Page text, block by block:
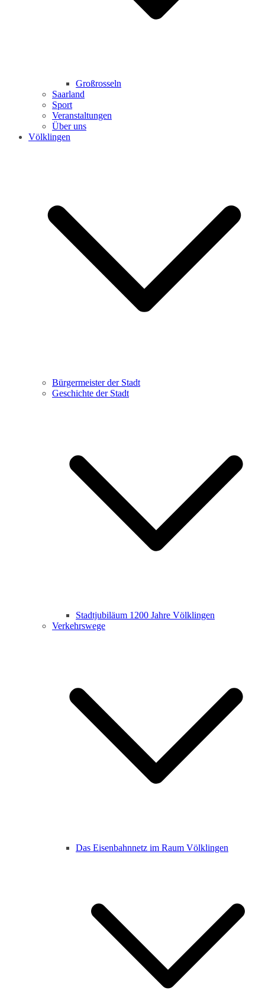
Großrosseln
Saarland
Sport
Veranstaltungen
Über uns
Völklingen
Bürgermeister der Stadt
Geschichte der Stadt
Stadtjubiläum 1200 Jahre Völklingen
Verkehrswege
Das Eisenbahnnetz im Raum Völklingen